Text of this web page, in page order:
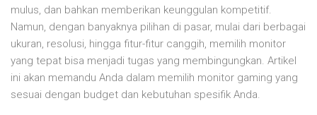
mulus, dan bahkan memberikan keunggulan kompetitif.
Namun, dengan banyaknya pilihan di pasar, mulai dari berbagai
ukuran, resolusi, hingga fitur-fitur canggih, memilih monitor
yang tepat bisa menjadi tugas yang membingungkan. Artikel
ini akan memandu Anda dalam memilih monitor gaming yang
sesuai dengan budget dan kebutuhan spesifik Anda.